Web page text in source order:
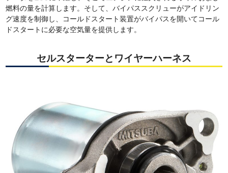
燃料の量を計算します。そして、バイパススクリューがアイドリン
グ速度を制御し、コールドスタート装置がバイパスを開いてコール
ドスタートに必要な空気量を提供します。
セルスターターとワイヤーハーネス